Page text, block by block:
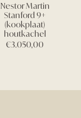
Nestor Martin
Stanford 9+
(kookplaat)
houtkachel
€3.050,00